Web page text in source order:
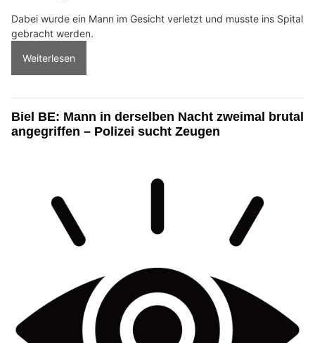
Dabei wurde ein Mann im Gesicht verletzt und musste ins Spital
gebracht werden.
Weiterlesen
Biel BE: Mann in derselben Nacht zweimal brutal
angegriffen – Polizei sucht Zeugen